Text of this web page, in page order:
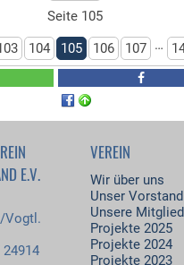
Seite 105
104 105 106 107 …
E.V.
Vogtl.
VEREIN
Wir über uns
Unser
Unsere
Projekte 2025
Projekte 2024
Projekte 2023